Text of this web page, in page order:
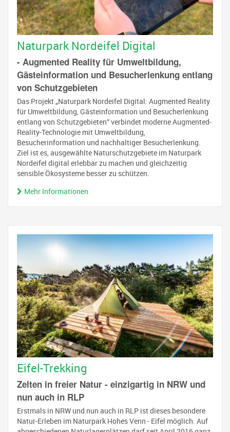
Naturpark Nordeifel Digital
- Augmented Reality für Umweltbildung,
Gästeinformation und Besucherlenkung entlang
von Schutzgebieten
Das Projekt „Naturpark Nordeifel Digital: Augmented Reality
für Umweltbildung, Gästeinformation und Besucherlenkung
entlang von Schutzgebieten“ verbindet moderne Augmented-
Reality-Technologie mit Umweltbildung,
Besucherinformation und nachhaltiger Besucherlenkung.
Ziel ist es, ausgewählte Naturschutzgebiete im Naturpark
Nordeifel digital erlebbar zu machen und gleichzeitig
sensible Ökosysteme besser zu schützen.
Mehr Informationen
Eifel-Trekking
Zelten in freier Natur - einzigartig in NRW und
nun auch in RLP
Erstmals in NRW und nun auch in RLP ist dieses besondere
Natur-Erleben im Naturpark Hohes Venn - Eifel möglich. Auf